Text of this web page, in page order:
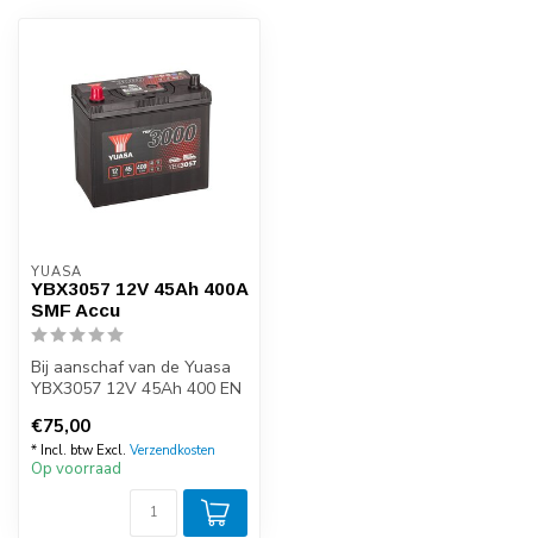
YUASA
YBX3057 12V 45Ah 400A
SMF Accu
Bij aanschaf van de Yuasa
YBX3057 12V 45Ah 400 EN
v...
€75,00
* Incl. btw Excl. Verzendkosten
Op voorraad